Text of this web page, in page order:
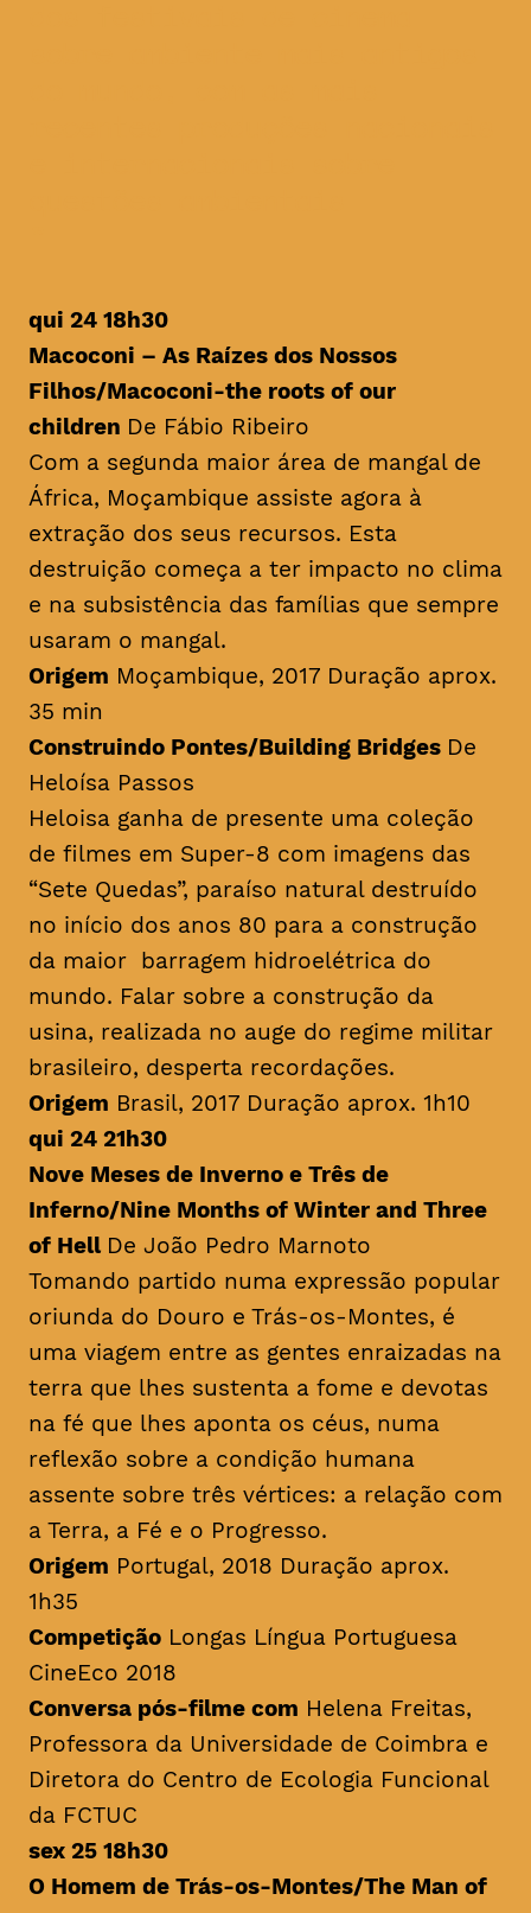
qui 24 18h30
Macoconi – As Raízes dos Nossos
Filhos/Macoconi-the roots of our
children De Fábio Ribeiro
Com a segunda maior área de mangal de
África, Moçambique assiste agora à
extração dos seus recursos. Esta
destruição começa a ter impacto no clima
e na subsistência das famílias que sempre
usaram o mangal.
Origem Moçambique, 2017 Duração aprox.
35 min
Construindo Pontes/Building Bridges De
Heloísa Passos
Heloisa ganha de presente uma coleção
de filmes em Super-8 com imagens das
“Sete Quedas”, paraíso natural destruído
no início dos anos 80 para a construção
da maior barragem hidroelétrica do
mundo. Falar sobre a construção da
usina, realizada no auge do regime militar
brasileiro, desperta recordações.
Origem Brasil, 2017 Duração aprox. 1h10
qui 24 21h30
Nove Meses de Inverno e Três de
Inferno/Nine Months of Winter and Three
of Hell De João Pedro Marnoto
Tomando partido numa expressão popular
oriunda do Douro e Trás-os-Montes, é
uma viagem entre as gentes enraizadas na
terra que lhes sustenta a fome e devotas
na fé que lhes aponta os céus, numa
reflexão sobre a condição humana
assente sobre três vértices: a relação com
a Terra, a Fé e o Progresso.
Origem Portugal, 2018 Duração aprox.
1h35
CompetiçãoLongas Língua Portuguesa
CineEco 2018
Conversa pós-filme com Helena Freitas,
Professora da Universidade de Coimbra e
Diretora do Centro de Ecologia Funcional
da FCTUC
sex 25 18h30
O Homem de Trás-os-Montes/The Man of